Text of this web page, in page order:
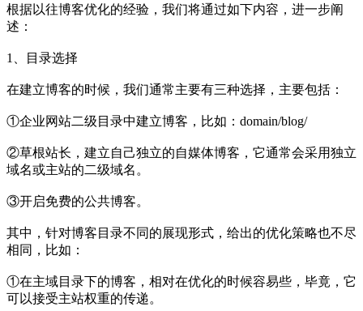
根据以往博客优化的经验，我们将通过如下内容，进一步阐
述：
1、目录选择
在建立博客的时候，我们通常主要有三种选择，主要包括：
①企业网站二级目录中建立博客，比如：domain/blog/
②草根站长，建立自己独立的自媒体博客，它通常会采用独立
域名或主站的二级域名。
③开启免费的公共博客。
其中，针对博客目录不同的展现形式，给出的优化策略也不尽
相同，比如：
①在主域目录下的博客，相对在优化的时候容易些，毕竟，它
可以接受主站权重的传递。